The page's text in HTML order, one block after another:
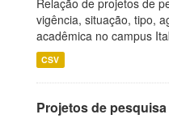
Relação de projetos de
vigência, situação, tipo,
acadêmica no campus
CSV
Projetos de